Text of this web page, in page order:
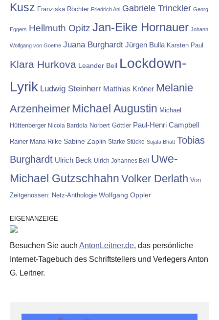
Kusz Franziska Röchter Friedrich Ani Gabriele Trinckler Georg
Eggers Hellmuth Opitz Jan-Eike Hornauer Johann
Wolfgang von Goethe Juana Burghardt Jürgen Bulla Karsten Paul
Klara Hurkova Leander Beil Lockdown-
Lyrik Ludwig Steinherr Matthias Kröner Melanie
Arzenheimer Michael Augustin Michael
Hüttenberger Nicola Bardola Norbert Göttler Paul-Henri Campbell
Rainer Maria Rilke Sabine Zaplin Starke Stücke Sujata Bhatt Tobias
Burghardt Ulrich Beck Ulrich Johannes Beil
Uwe-
Michael Gutzschhahn Volker Derlath Von
Zeitgenossen: Netz-Anthologie Wolfgang Oppler
EIGENANZEIGE
Besuchen Sie auch AntonLeitner.de, das persönliche
Internet-Tagebuch des Schriftstellers und Verlegers Anton
G. Leitner.